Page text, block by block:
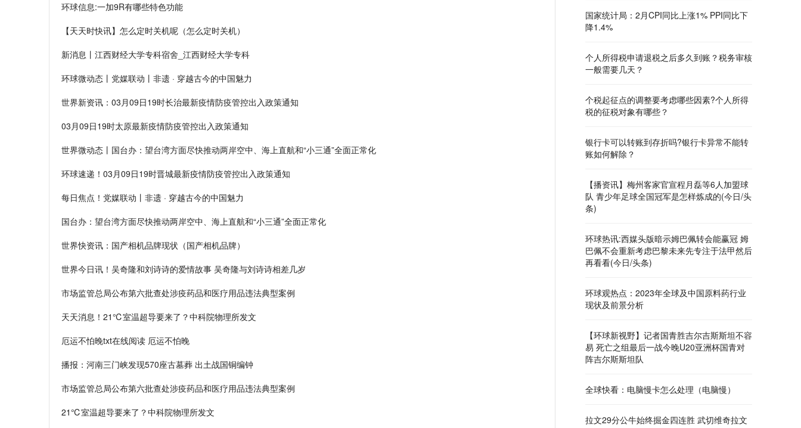
环球信息:一加9R有哪些特色功能
【天天时快讯】怎么定时关机呢（怎么定时关机）
新消息丨江西财经大学专科宿舍_江西财经大学专科
环球微动态丨党媒联动丨非遗 · 穿越古今的中国魅力
世界新资讯：03月09日19时长治最新疫情防疫管控出入政策通知
03月09日19时太原最新疫情防疫管控出入政策通知
世界微动态丨国台办：望台湾方面尽快推动两岸空中、海上直航和“小三通”全面正常化
环球速递！03月09日19时晋城最新疫情防疫管控出入政策通知
每日焦点！党媒联动丨非遗 · 穿越古今的中国魅力
国台办：望台湾方面尽快推动两岸空中、海上直航和“小三通”全面正常化
世界快资讯：国产相机品牌现状（国产相机品牌）
世界今日讯！吴奇隆和刘诗诗的爱情故事 吴奇隆与刘诗诗相差几岁
市场监管总局公布第六批查处涉疫药品和医疗用品违法典型案例
天天消息！21℃室温超导要来了？中科院物理所发文
厄运不怕晚txt在线阅读 厄运不怕晚
播报：河南三门峡发现570座古墓葬 出土战国铜编钟
市场监管总局公布第六批查处涉疫药品和医疗用品违法典型案例
21℃室温超导要来了？中科院物理所发文
国家统计局：2月CPI同比上涨1% PPI同比下
降1.4%
个人所得税申请退税之后多久到账？税务审核
一般需要几天？
个税起征点的调整要考虑哪些因素?个人所得
税的征税对象有哪些？
银行卡可以转账到存折吗?银行卡异常不能转
账如何解除？
【播资讯】梅州客家官宣程月磊等6人加盟球
队 青少年足球全国冠军是怎样炼成的(今日/头
条)
环球热讯:西媒头版暗示姆巴佩转会能赢冠 姆
巴佩不会重新考虑巴黎未来先专注于法甲然后
再看看(今日/头条)
环球观热点：2023年全球及中国原料药行业
现状及前景分析
【环球新视野】记者国青胜吉尔吉斯斯坦不容
易 死亡之组最后一战今晚U20亚洲杯国青对
阵吉尔斯斯坦队
全球快看：电脑慢卡怎么处理（电脑慢）
拉文29分公牛始终掘金四连胜 武切维奇拉文